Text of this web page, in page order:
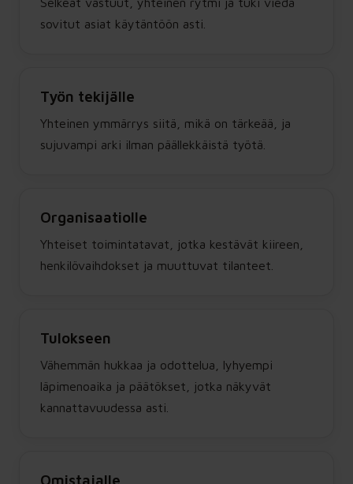
sovitut asiat käytäntöön asti.
Työn tekijälle
Yhteinen ymmärrys siitä, mikä on tärkeää, ja
sujuvampi arki ilman päällekkäistä työtä.
Organisaatiolle
Yhteiset toimintatavat, jotka kestävät kiireen,
henkilövaihdokset ja muuttuvat tilanteet.
Tulokseen
Vähemmän hukkaa ja odottelua, lyhyempi
läpimenoaika ja päätökset, jotka näkyvät
kannattavuudessa asti.
Omistajalle